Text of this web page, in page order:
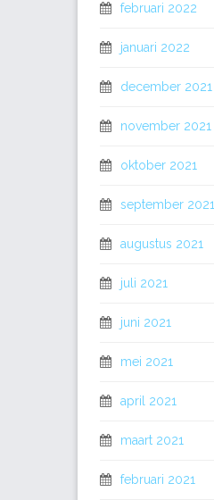
februari 2022
januari 2022
december 2021
november 2021
oktober 2021
september 2021
augustus 2021
juli 2021
juni 2021
mei 2021
april 2021
maart 2021
februari 2021